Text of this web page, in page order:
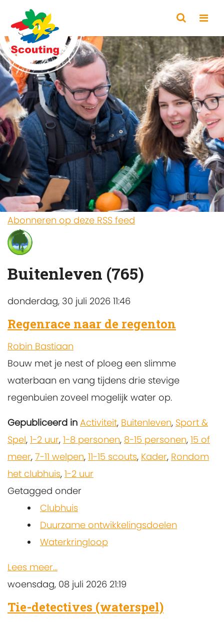
Abonneren op deze RSS feed
Buitenleven (765)
donderdag, 30 juli 2026 11:46
Regenrace naar de regenton
Robin Bastiaan
Bouw met je nest of ploeg een slimme
waterbaan en vang tijdens drie stevige
regenbuien zoveel mogelijk water op.
Gepubliceerd in Activiteit, Buitenleven, Sport &
Spel, 1-2 uur, 1-8 personen, 8-15 personen, 15 of
meer, 7-11 welpen, 11-15 scouts, Kader, Rondom
het clubhuis, 1-2 uur
Getagged onder
Clubhuis
Duurzame ontwikkelingsdoelen
Waterkringloop
Lees meer...
woensdag, 08 juli 2026 21:19
Tie-detectives (waterspel)